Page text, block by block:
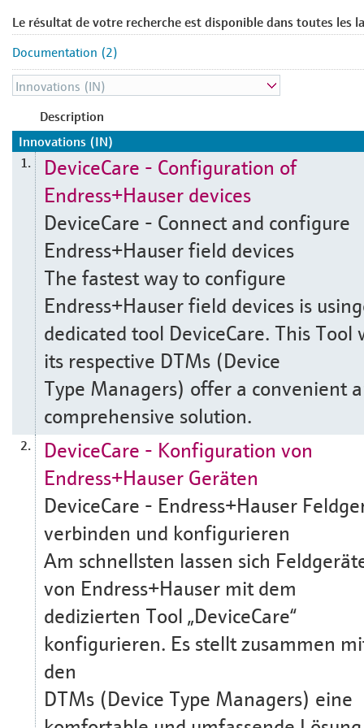
Le résultat de votre recherche est disponible dans toutes les
Documentation (2)
Description
Innovations (IN)
1.
DeviceCare - Configuration of
Endress+Hauser devices
DeviceCare - Connect and configure
Endress+Hauser field devices
The fastest way to configure
Endress+Hauser field devices is
dedicated tool DeviceCare. This Tool
its respective DTMs (Device
Type Managers) offer a convenient
comprehensive solution.
2.
DeviceCare - Konfiguration von
Endress+Hauser Geräten
DeviceCare - Endress+Hauser
verbinden und konfigurieren
Am schnellsten lassen sich
von Endress+Hauser mit dem
dedizierten Tool „DeviceCare“
konfigurieren. Es stellt zusammen
den
DTMs (Device Type Managers) eine